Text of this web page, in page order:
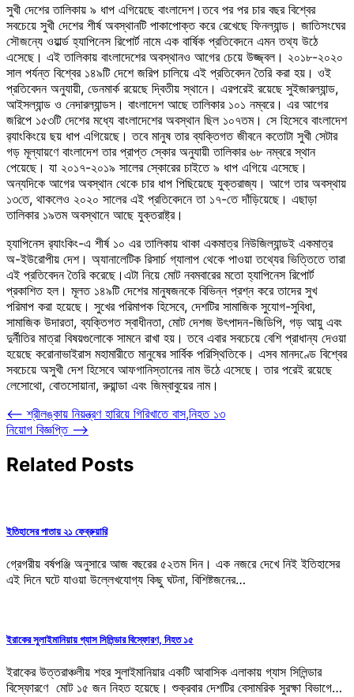
সুখী দেশের তালিকায় ৯ ধাপ এগিয়েছে বাংলাদেশ।তবে পর পর চার বছর বিশ্বের
সবচেয়ে সুখী দেশের শীর্ষ অবস্থানটি পাকাপোক্ত করে রেখেছে ফিনল্যান্ড। জাতিসংঘের
সৌজন্যে ওয়ার্ল্ড হ্যাপিনেস রিপোর্ট নামে এক বার্ষিক প্রতিবেদনে এমন তথ্য উঠে
এসেছে। এই তালিকায় বাংলাদেশের অবস্থানও আগের চেয়ে উজ্জ্বল। ২০১৮-২০২০
সাল পর্যন্ত বিশ্বের ১৪৯টি দেশে জরিপ চালিয়ে এই প্রতিবেদন তৈরি করা হয়। ওই
প্রতিবেদন অনুযায়ী, ডেনমার্ক রয়েছে দ্বিতীয় স্থানে। এরপরেই রয়েছে সুইজারল্যান্ড,
আইসল্যান্ড ও নেদারল্যান্ডস। বাংলাদেশ আছে তালিকার ১০১ নম্বরে। এর আগের
জরিপে ১৫৩টি দেশের মধ্যে বাংলাদেশের অবস্থান ছিল ১০৭তম। সে হিসেবে বাংলাদেশ
র্যাংকিংয়ে ছয় ধাপ এগিয়েছে। তবে মানুষ তার ব্যক্তিগত জীবনে কতোটা সুখী সেটার
গড় মূল্যায়ণে বাংলাদেশ তার প্রাপ্ত স্কোর অনুযায়ী তালিকার ৬৮ নম্বরে স্থান
পেয়েছে। যা ২০১৭-২০১৯ সালের স্কোরের চাইতে ৯ ধাপ এগিয়ে এসেছে।
অন্যদিকে আগের অবস্থান থেকে চার ধাপ পিছিয়েছে যুক্তরাজ্য। আগে তার অবস্থায়
১৩তে, থাকলেও ২০২০ সালের এই প্রতিবেদনে তা ১৭-তে দাঁড়িয়েছে। এছাড়া
তালিকার ১৯তম অবস্থানে আছে যুক্তরাষ্ট্র।
হ্যাপিনেস র্যাংকিং-এ শীর্ষ ১০ এর তালিকায় থাকা একমাত্র নিউজিল্যান্ডই একমাত্র
অ-ইউরোপীয় দেশ। অ্যানালেটিক রিসার্চ গ্যালাপ থেকে পাওয়া তথ্যের ভিত্তিতে তারা
এই প্রতিবেদন তৈরি করেছে।এটা নিয়ে মোট নবমবারের মতো হ্যাপিনেস রিপোর্ট
প্রকাশিত হল। মূলত ১৪৯টি দেশের মানুষজনকে বিভিন্ন প্রশ্ন করে তাদের সুখ
পরিমাপ করা হয়েছে। সুখের পরিমাপক হিসেবে, দেশটির সামাজিক সুযোগ-সুবিধা,
সামাজিক উদারতা, ব্যক্তিগত স্বাধীনতা, মোট দেশজ উৎপাদন-জিডিপি, গড় আয়ু এবং
দুর্নীতির মাত্রা বিষয়গুলোকে সামনে রাখা হয়। তবে এবার সবচেয়ে বেশি প্রাধান্য দেওয়া
হয়েছে করোনাভাইরাস মহামারীতে মানুষের সার্বিক পরিস্থিতিকে। এসব মানদণ্ডে বিশ্বের
সবচেয়ে অসুখী দেশ হিসেবে আফগানিস্তানের নাম উঠে এসেছে। তার পরেই রয়েছে
লেসোথো, বোতসোয়ানা, রুয়ান্ডা এবং জিম্বাবুয়ের নাম।
Post
navigation
⟵ শ্রীলঙ্কায় নিয়ন্ত্রণ হারিয়ে গিরিখাতে বাস,নিহত ১৩
নিয়োগ বিজ্ঞপ্তি ⟶
Related Posts
ইতিহাসের পাতায় ২১ ফেব্রুয়ারি
গ্রেগরীয় বর্ষপঞ্জি অনুসারে আজ বছরের ৫২তম দিন। এক নজরে দেখে নিই ইতিহাসের
এই দিনে ঘটে যাওয়া উল্লেখযোগ্য কিছু ঘটনা, বিশিষ্টজনের…
ইরাকের সুলাইমানিয়ায় গ্যাস সিলিন্ডার বিস্ফোরণ, নিহত ১৫
ইরাকের উত্তরাঞ্চলীয় শহর সুলাইমানিয়ার একটি আবাসিক এলাকায় গ্যাস সিলিন্ডার
বিস্ফোরণে মোট ১৫ জন নিহত হয়েছে। শুক্রবার দেশটির বেসামরিক সুরক্ষা বিভাগে…